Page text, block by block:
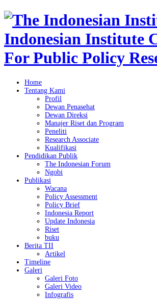
Indonesian Institute
For Public Policy
Home
Tentang Kami
Profil
Dewan Penasehat
Dewan Direksi
Manajer Riset dan Program
Peneliti
Research Associate
Kualifikasi
Pendidikan Publik
The Indonesian Forum
Ngobi
Publikasi
Wacana
Policy Assessment
Policy Brief
Indonesia Report
Update Indonesia
Riset
buku
Berita TII
Artikel
Timeline
Galeri
Galeri Foto
Galeri Video
Infografis